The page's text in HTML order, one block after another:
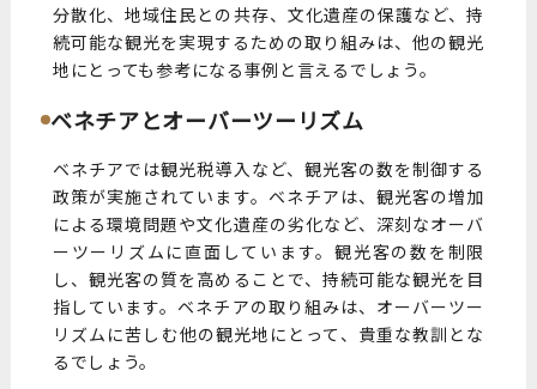
分散化、地域住民との共存、文化遺産の保護など、持
続可能な観光を実現するための取り組みは、他の観光
地にとっても参考になる事例と言えるでしょう。
ベネチアとオーバーツーリズム
ベネチアでは観光税導入など、観光客の数を制御する
政策が実施されています。ベネチアは、観光客の増加
による環境問題や文化遺産の劣化など、深刻なオーバ
ーツーリズムに直面しています。観光客の数を制限
し、観光客の質を高めることで、持続可能な観光を目
指しています。ベネチアの取り組みは、オーバーツー
リズムに苦しむ他の観光地にとって、貴重な教訓とな
るでしょう。